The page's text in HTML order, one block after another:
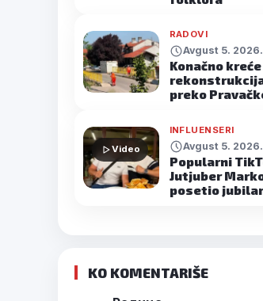
RADOVI
Avgust 5. 2026.
Konačno kreće
preko
Video
INFLUENSERI
Avgust 5. 2026.
Popularni
Jutjuber
posetio
KO KOMENTARIŠE